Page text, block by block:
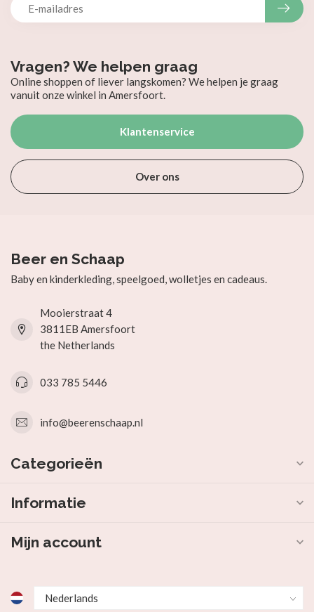
Vragen? We helpen graag
Online shoppen of liever langskomen? We helpen je graag
vanuit onze winkel in Amersfoort.
Klantenservice
Over ons
Beer en Schaap
Baby en kinderkleding, speelgoed, wolletjes en cadeaus.
Mooierstraat 4
3811EB Amersfoort
the Netherlands
033 785 5446
info@beerenschaap.nl
Categorieën
Informatie
Mijn account